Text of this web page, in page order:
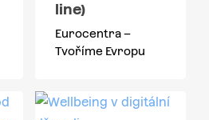
line)
Eurocentra –
Tvoříme Evropu